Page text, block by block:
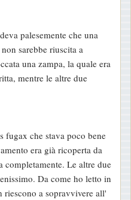
palesemente che una
sarebbe riuscita a
una zampa, la quale era
mentre le altre due
fugax che stava poco bene
era già ricoperta da
completamente. Le altre due
Da come ho letto in
a sopravvivere all'